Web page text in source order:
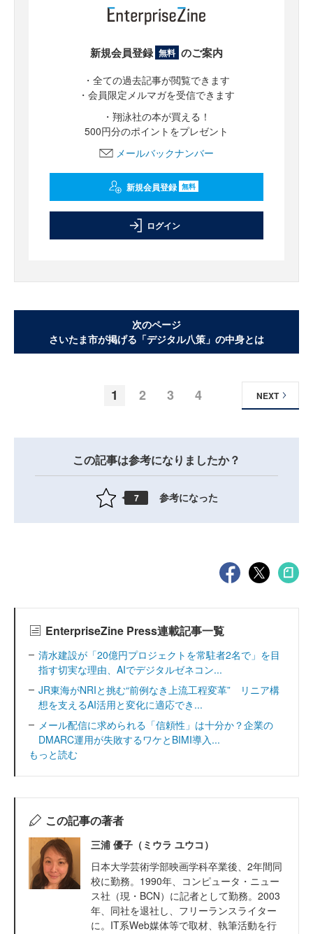
新規会員登録 無料 のご案内
・全ての過去記事が閲覧できます
・会員限定メルマガを受信できます
・翔泳社の本が買える！
500円分のポイントをプレゼント
メールバックナンバー
新規会員登録 無料
ログイン
次のページ
さいたま市が掲げる「デジタル八策」の中身とは
1 2 3 4 NEXT
この記事は参考になりましたか？
7 参考になった
EnterpriseZine Press連載記事一覧
清水建設が「20億円プロジェクトを常駐者2名で」を目
指す切実な理由、AIでデジタルゼネコン...
JR東海がNRIと挑む“前例なき上流工程変革” リニア構
想を支えるAI活用と変化に適応でき...
メール配信に求められる「信頼性」は十分か？企業の
DMARC運用が失敗するワケとBIMI導入...
もっと読む
この記事の著者
三浦 優子（ミウラ ユウコ）
日本大学芸術学部映画学科卒業後、2年間同
校に勤務。1990年、コンピュータ・ニュー
ス社（現・BCN）に記者として勤務。2003
年、同社を退社し、フリーランスライター
に。IT系Web媒体等で取材、執筆活動を行